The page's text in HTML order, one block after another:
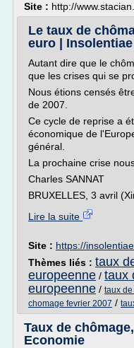
Site : http://
Le taux de
euro | Insolentiae
Autant dire que le
que les crises qui se
Nous étions censés
de 2007.
Ce cycle de reprise a
économique de
général.
La prochaine crise
Charles SANNAT
BRUXELLES, 3 avril
Lire la suite
Site : https://
Thèmes liés : taux
europeenne / taux
europeenne / taux
chomage fevrier 2007 /
Taux de
Economie